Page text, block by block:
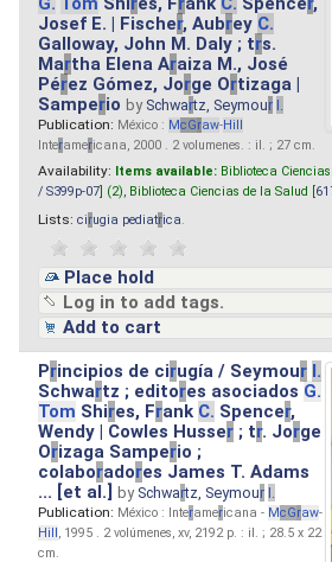
Josef E. | Fischer, Aubrey C.
Galloway, John M. Daly ; trs.
Martha Elena Araiza M., José
Pérez Gómez, Jorge Ortizaga |
Samperio by Schwartz, Seymour I.
Publication: México : McGraw-Hill
Interamericana, 2000 . 2 volumenes. : il. ; 27 cm.
Availability: Items available: Biblioteca
/ S399p-07 ] (2), Biblioteca Ciencias de la Salud [
Lists: cirugia pediatrica
Place hold
Log in to add tags.
Add to cart
Principios de cirugía / Seymour I.
Schwartz ; editores asociados G.
Tom Shires, Frank C. Spencer,
Wendy | Cowles Husser ; tr. Jorge
Orizaga Samperio ;
colaboradores James T. Adams
... [et al.]by Schwartz, Seymour I.
Publication: México : Interamericana - McGraw-
Hill, 1995 . 2 volúmenes, xv, 2192 p. : il. ; 28.5 x 22
cm.